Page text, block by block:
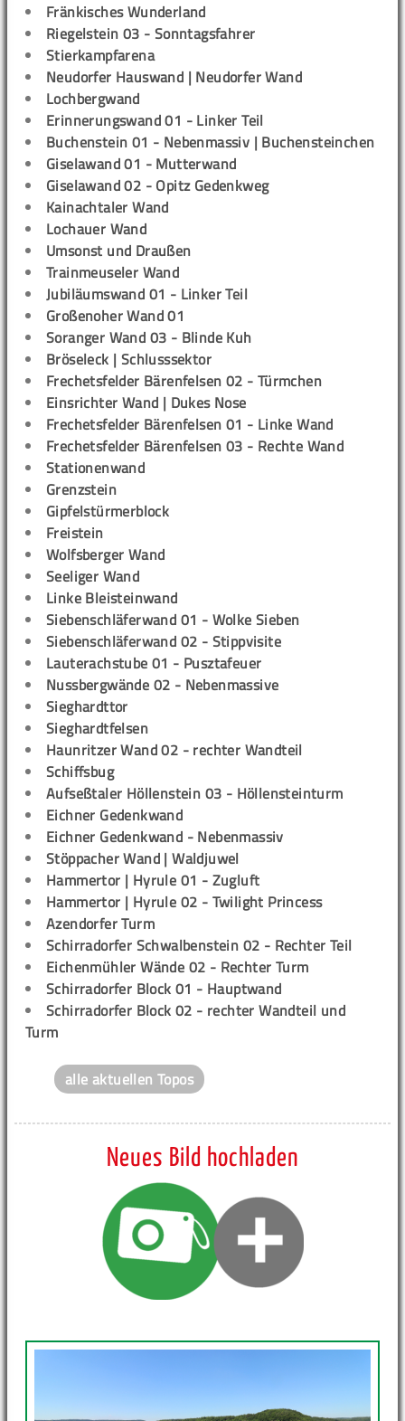
Fränkisches Wunderland
Riegelstein 03 - Sonntagsfahrer
Stierkampfarena
Neudorfer Hauswand | Neudorfer Wand
Lochbergwand
Erinnerungswand 01 - Linker Teil
Buchenstein 01 - Nebenmassiv | Buchensteinchen
Giselawand 01 - Mutterwand
Giselawand 02 - Opitz Gedenkweg
Kainachtaler Wand
Lochauer Wand
Umsonst und Draußen
Trainmeuseler Wand
Jubiläumswand 01 - Linker Teil
Großenoher Wand 01
Soranger Wand 03 - Blinde Kuh
Bröseleck | Schlusssektor
Frechetsfelder Bärenfelsen 02 - Türmchen
Einsrichter Wand | Dukes Nose
Frechetsfelder Bärenfelsen 01 - Linke Wand
Frechetsfelder Bärenfelsen 03 - Rechte Wand
Stationenwand
Grenzstein
Gipfelstürmerblock
Freistein
Wolfsberger Wand
Seeliger Wand
Linke Bleisteinwand
Siebenschläferwand 01 - Wolke Sieben
Siebenschläferwand 02 - Stippvisite
Lauterachstube 01 - Pusztafeuer
Nussbergwände 02 - Nebenmassive
Sieghardttor
Sieghardtfelsen
Haunritzer Wand 02 - rechter Wandteil
Schiffsbug
Aufseßtaler Höllenstein 03 - Höllensteinturm
Eichner Gedenkwand
Eichner Gedenkwand - Nebenmassiv
Stöppacher Wand | Waldjuwel
Hammertor | Hyrule 01 - Zugluft
Hammertor | Hyrule 02 - Twilight Princess
Azendorfer Turm
Schirradorfer Schwalbenstein 02 - Rechter Teil
Eichenmühler Wände 02 - Rechter Turm
Schirradorfer Block 01 - Hauptwand
Schirradorfer Block 02 - rechter Wandteil und
Turm
alle aktuellen Topos
Neues Bild hochladen